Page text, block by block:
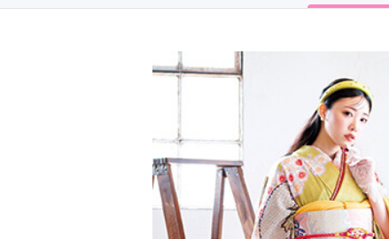
岐阜県(85)
三重県(76)
長
兵庫県(195)
滋賀県(55)
四国
香川県(44) 徳島県(23)
愛